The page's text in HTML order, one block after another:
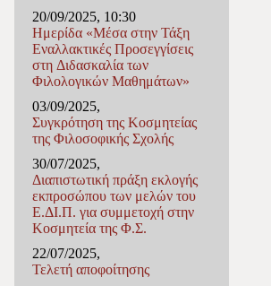
20/09/2025, 10:30
Ημερίδα «Μέσα στην Τάξη
Εναλλακτικές Προσεγγίσεις
στη Διδασκαλία των
Φιλολογικών Μαθημάτων»
03/09/2025,
Συγκρότηση της Κοσμητείας
της Φιλοσοφικής Σχολής
30/07/2025,
Διαπιστωτική πράξη εκλογής
εκπροσώπου των μελών του
Ε.ΔΙ.Π. για συμμετοχή στην
Κοσμητεία της Φ.Σ.
22/07/2025,
Τελετή αποφοίτησης